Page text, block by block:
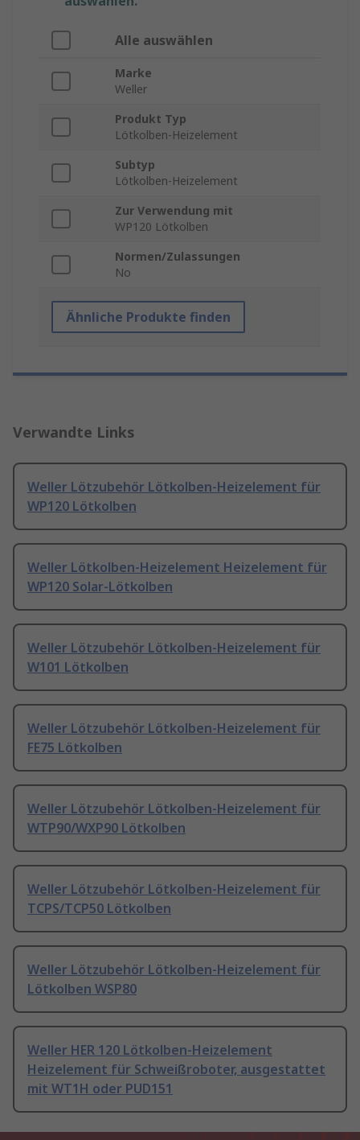
Alle auswählen
Marke
Weller
Produkt Typ
Lötkolben-Heizelement
Subtyp
Lötkolben-Heizelement
Zur Verwendung mit
WP120 Lötkolben
Normen/Zulassungen
No
Ähnliche Produkte finden
Verwandte Links
Weller Lötzubehör Lötkolben-Heizelement für
WP120 Lötkolben
Weller Lötkolben-Heizelement Heizelement für
WP120 Solar-Lötkolben
Weller Lötzubehör Lötkolben-Heizelement für
W101 Lötkolben
Weller Lötzubehör Lötkolben-Heizelement für
FE75 Lötkolben
Weller Lötzubehör Lötkolben-Heizelement für
WTP90/WXP90 Lötkolben
Weller Lötzubehör Lötkolben-Heizelement für
TCPS/TCP50 Lötkolben
Weller Lötzubehör Lötkolben-Heizelement für
Lötkolben WSP80
Weller HER 120 Lötkolben-Heizelement
Heizelement für Schweißroboter, ausgestattet
mit WT1H oder PUD151